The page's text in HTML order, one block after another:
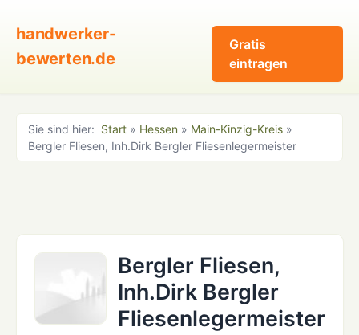
handwerker-
bewerten.de
Gratis
eintragen
Sie sind hier: Start » Hessen » Main-Kinzig-Kreis »
Bergler Fliesen, Inh.Dirk Bergler Fliesenlegermeister
Bergler Fliesen,
Inh.Dirk Bergler
Fliesenlegermeister